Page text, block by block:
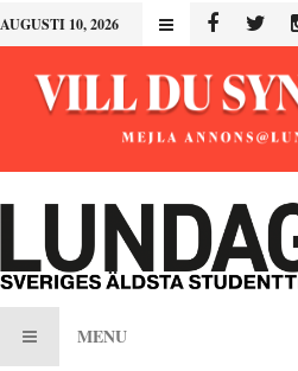
AUGUSTI 10, 2026
MENU